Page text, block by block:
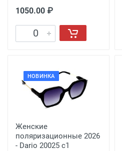
1050.00 ₽
НОВИНКА
Женские
поляризационные 2026
- Dario 20025 с1